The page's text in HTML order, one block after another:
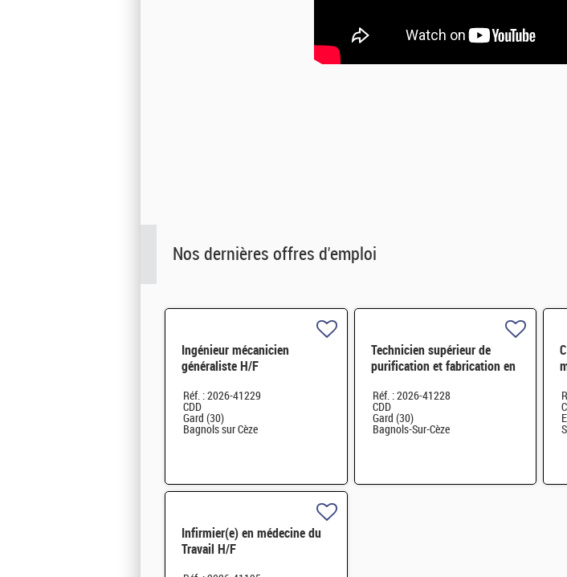
Nos dernières offres d'emploi
Ingénieur mécanicien
généraliste H/F
Réf. : 2026-41229
CDD
Gard (30)
Bagnols sur Cèze
Technicien supérieur de
purification et fabrication en
Réf. : 2026-41228
CDD
Gard (30)
Bagnols-Sur-Cèze
Infirmier(e) en médecine du
Travail H/F